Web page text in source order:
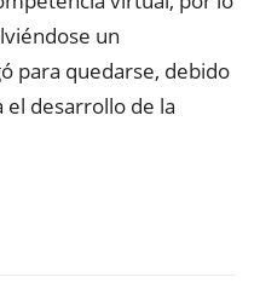
un
para quedarse, debido
el desarrollo de la